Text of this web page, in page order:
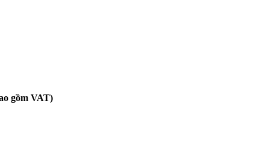
gồm VAT)